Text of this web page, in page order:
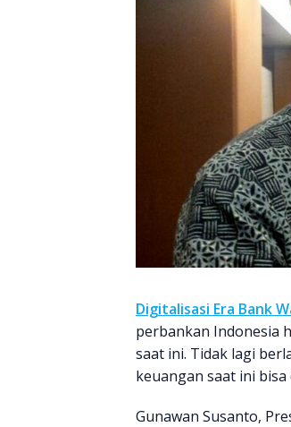
Digitalisasi Era Bank
perbankan Indonesia
saat ini. Tidak lagi
keuangan saat ini
Gunawan Susanto,